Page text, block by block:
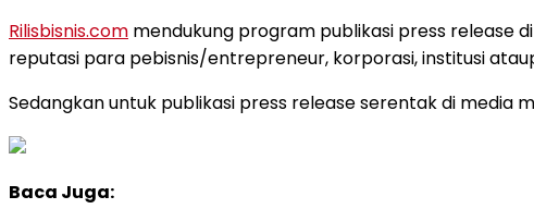
Rilisbisnis.com mendukung program publikasi press release
reputasi para pebisnis/entrepreneur, korporasi, institusi
Sedangkan untuk publikasi press release serentak di media
Baca Juga: